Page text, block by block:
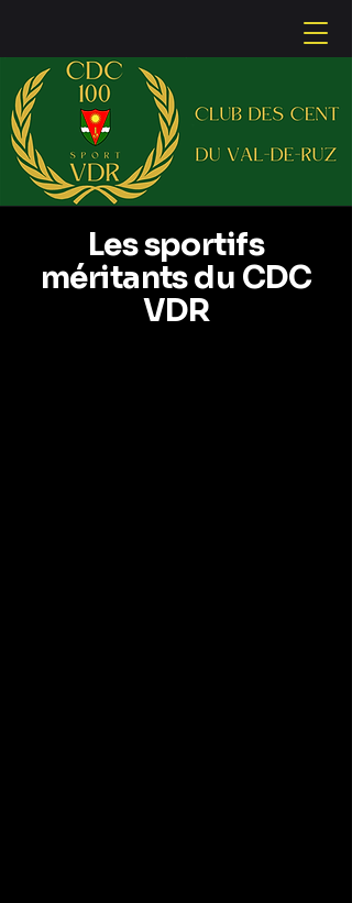
Les sportifs
méritants du CDC
VDR